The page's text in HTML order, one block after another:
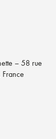
– 58 rue